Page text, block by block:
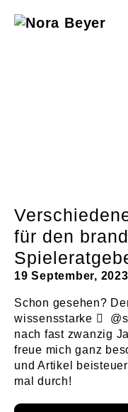
für den
19 September, 2023
Schon gesehen?
wissensstarke
nach fast zwanzig
freue mich ganz
und Artikel
mal durch!